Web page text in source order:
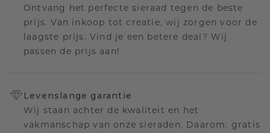
Ontvang het perfecte sieraad tegen de beste
prijs. Van inkoop tot creatie, wij zorgen voor de
laagste prijs. Vind je een betere deal? Wij
passen de prijs aan!
Levenslange garantie
Wij staan achter de kwaliteit en het
vakmanschap van onze sieraden. Daarom: gratis